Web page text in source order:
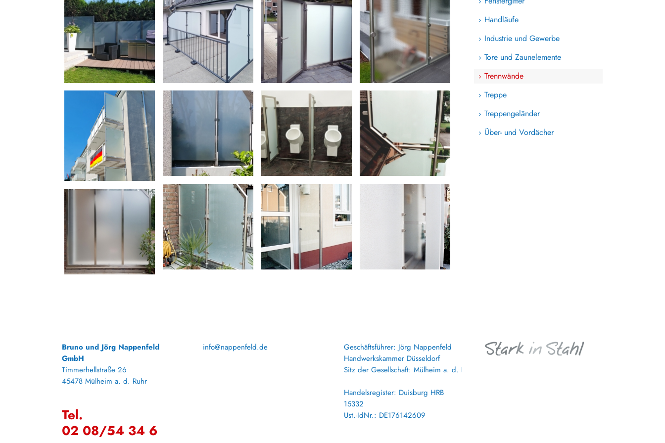
Handläufe
Industrie und Gewerbe
Tore und Zaunelemente
Trennwände
Treppe
Treppengeländer
Über- und Vordächer
Bruno und Jörg Nappenfeld
GmbH
Timmerhellstraße 26
45478 Mülheim a. d. Ruhr
Tel.
02 08/54 34 6
info@nappenfeld.de
Geschäftsführer: Jörg Nappenfeld
Handwerkskammer Düsseldorf
Sitz der Gesellschaft: Mülheim a. d. R.
Handelsregister: Duisburg HRB
15332
Ust.-IdNr.: DE176142609